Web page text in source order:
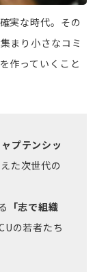
実な時代。その
まり小さなコミ
作っていくこと
プテンシッ
た次世代の
「志で組織
の若者たち